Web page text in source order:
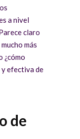
a nivel
claro
más
¿cómo
efectiva de
de